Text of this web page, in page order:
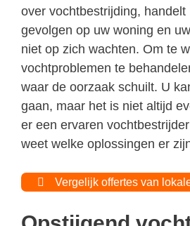
over vochtbestrijding,
gevolgen op uw woning en
niet op zich wachten. Om te
vochtproblemen te
waar de oorzaak schuilt. U
gaan, maar het is niet altijd
er een ervaren
weet welke oplossingen er
Vergelijk offertes van